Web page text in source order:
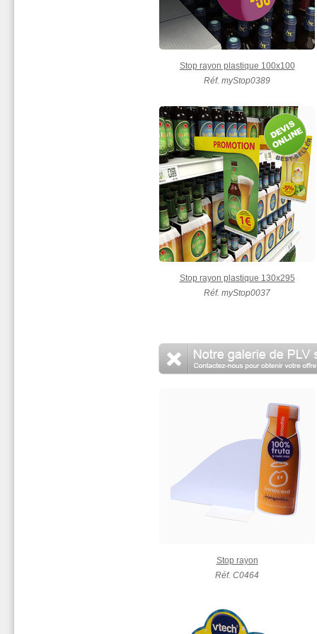
Stop rayon plastique 100x100
Réf. myStop0389
Stop rayon plastique 130x295
Réf. myStop0037
Stop rayon
Réf. C0464